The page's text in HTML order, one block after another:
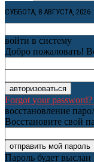
СУББОТА, 8 АВГУСТА, 2026
войти в систему
Добро пожаловать!
Forgot your
восстановление
Восстановите свой
Пароль будет